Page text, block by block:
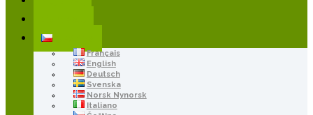
Français
English
Deutsch
Svenska
Norsk Nynorsk
Italiano